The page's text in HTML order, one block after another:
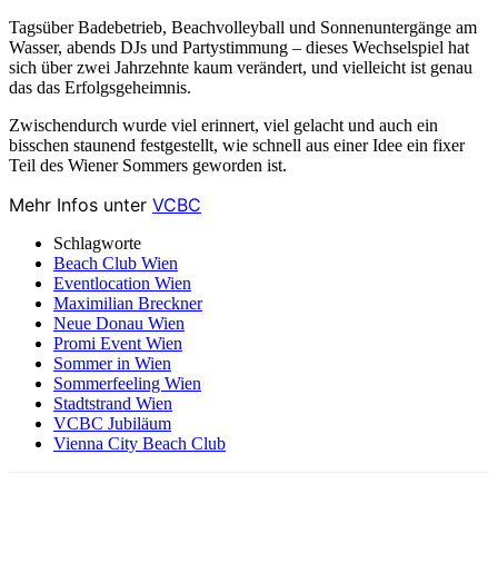
Tagsüber Badebetrieb, Beachvolleyball und Sonnenuntergänge am
Wasser, abends DJs und Partystimmung – dieses Wechselspiel hat
sich über zwei Jahrzehnte kaum verändert, und vielleicht ist genau
das das Erfolgsgeheimnis.
Zwischendurch wurde viel erinnert, viel gelacht und auch ein
bisschen staunend festgestellt, wie schnell aus einer Idee ein fixer
Teil des Wiener Sommers geworden ist.
Mehr Infos unter VCBC
Schlagworte
Beach Club Wien
Eventlocation Wien
Maximilian Breckner
Neue Donau Wien
Promi Event Wien
Sommer in Wien
Sommerfeeling Wien
Stadtstrand Wien
VCBC Jubiläum
Vienna City Beach Club